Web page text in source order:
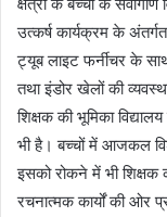
उत्कर्ष कार्यक्रम के अंतर्गत
ट्यूब लाइट फर्नीचर के
तथा इंडोर खेलों की
शिक्षक की भूमिका
भी है। बच्चों में आजकल
इसको रोकने में भी शिक्षक
रचनात्मक कार्यों की ओर